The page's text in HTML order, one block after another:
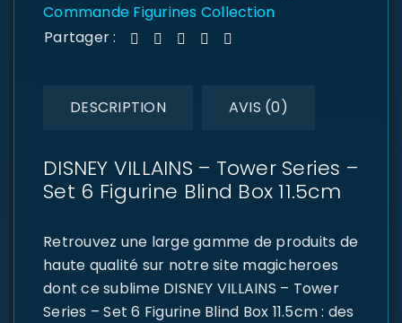
Commande Figurines Collection
Partager :
DESCRIPTION AVIS (0)
DISNEY VILLAINS – Tower Series –
Set 6 Figurine Blind Box 11.5cm
Retrouvez une large gamme de produits de
haute qualité sur notre site magicheroes
dont ce sublime DISNEY VILLAINS – Tower
Series – Set 6 Figurine Blind Box 11.5cm : des